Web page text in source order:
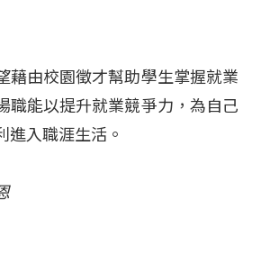
藉由校園徵才幫助學生掌握就業
職能以提升就業競爭力，為自己
進入職涯生活。